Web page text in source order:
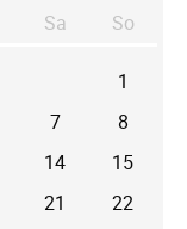
Sa mstagSo
1
7
8
14
15
21
22